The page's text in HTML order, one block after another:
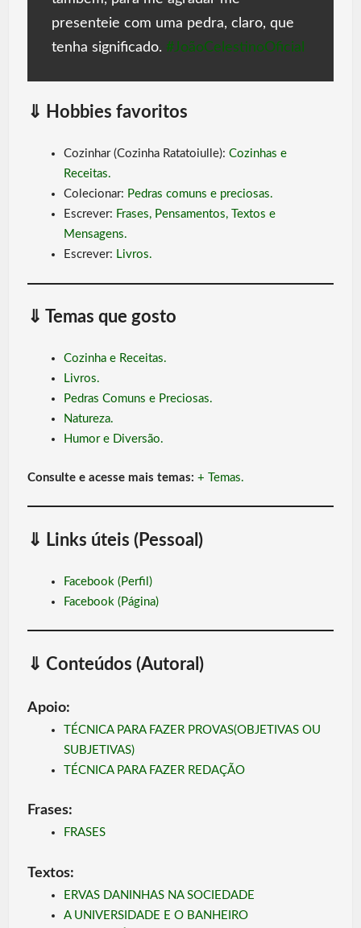
presenteie com uma pedra, claro, que
tenha significado. #JoãoCelestinoOficial
⇓ Hobbies favoritos
Cozinhar (Cozinha Ratatoiulle): Cozinhas e
Receitas.
Colecionar: Pedras comuns e preciosas.
Escrever: Frases, Pensamentos, Textos e
Mensagens.
Escrever: Livros.
⇓ Temas que gosto
Cozinha e Receitas.
Livros.
Pedras Comuns e Preciosas.
Natureza.
Humor e Diversão.
Consulte e acesse mais temas: + Temas.
⇓ Links úteis (Pessoal)
Facebook (Perfil)
Facebook (Página)
⇓ Conteúdos (Autoral)
Apoio:
TÉCNICA PARA FAZER PROVAS(OBJETIVAS OU
SUBJETIVAS)
TÉCNICA PARA FAZER REDAÇÃO
Frases:
FRASES
Textos:
ERVAS DANINHAS NA SOCIEDADE
A UNIVERSIDADE E O BANHEIRO